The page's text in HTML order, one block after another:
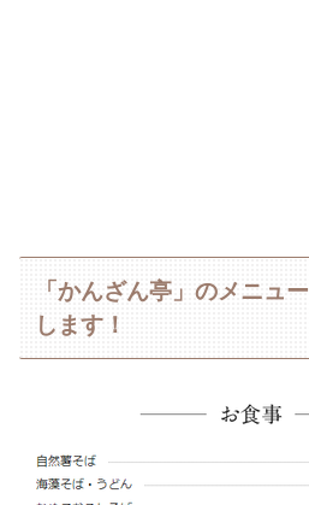
「かんざん亭」のメニュ
します！